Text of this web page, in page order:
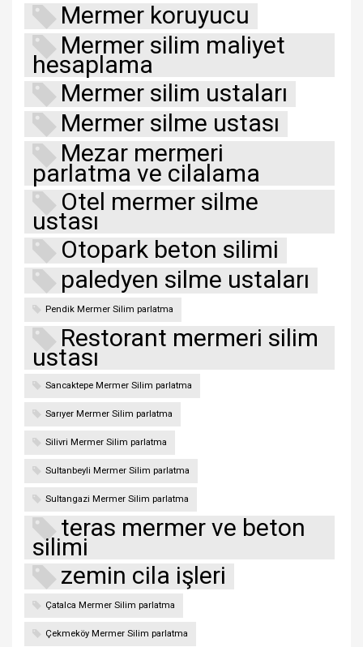
Mermer koruyucu
Mermer silim maliyet
hesaplama
Mermer silim ustaları
Mermer silme ustası
Mezar mermeri
parlatma ve cilalama
Otel mermer silme
ustası
Otopark beton silimi
paledyen silme ustaları
Pendik Mermer Silim parlatma
Restorant mermeri silim
ustası
Sancaktepe Mermer Silim parlatma
Sarıyer Mermer Silim parlatma
Silivri Mermer Silim parlatma
Sultanbeyli Mermer Silim parlatma
Sultangazi Mermer Silim parlatma
teras mermer ve beton
silimi
zemin cila işleri
Çatalca Mermer Silim parlatma
Çekmeköy Mermer Silim parlatma